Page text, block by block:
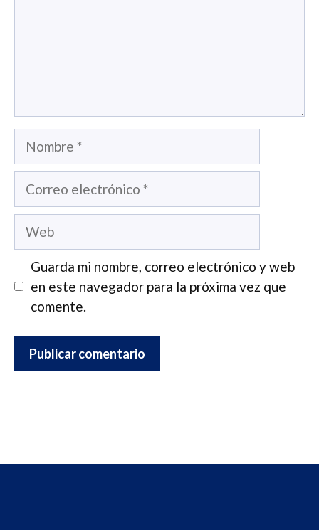
Nombre
Correo
Web
Guarda mi nombre, correo electrónico y web
en este navegador para la próxima vez que
comente.